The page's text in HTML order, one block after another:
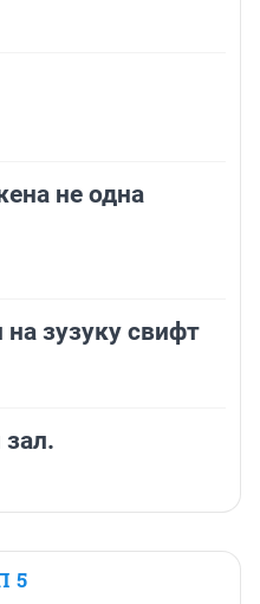
не одна
зузуку свифт
5